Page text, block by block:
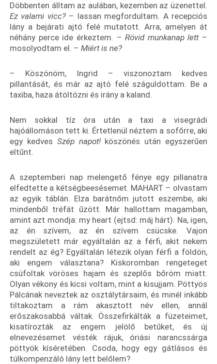
Döbbenten álltam az aulában, kezemben az üzenettel.
Ez valami vicc?– lassan megfordultam. A recepciós
lány a bejárati ajtó felé mutatott. Arra, amelyen át
néhány perce ide érkeztem. –Rövid munkanap lett–
mosolyodtam el. – Miért is ne?
– Köszönöm, Ingrid – viszonoztam kedves
pillantását, és már az ajtó felé száguldottam. Be a
taxiba, haza átöltözni és irány a kaland.
Nem sokkal tíz óra után a taxi a visegrádi
hajóállomáson tett ki. Értetlenül néztem a sofőrre, aki
egy kedves Szép napot!köszönés után egyszerűen
eltűnt.
A szeptemberi nap melengető fénye egy pillanatra
elfedtette a kétségbeesésemet. MAHART – olvastam
az egyik táblán. Elza barátnőm jutott eszembe, aki
mindenből tréfát űzött. Már hallottam magamban,
amint azt mondja: my heart (ejtsd: máj hárt). Na, igen,
az én szívem, az én szívem csücske. Vajon
megszületett már egyáltalán az a férfi, akit nekem
rendelt az ég? Egyáltalán létezik olyan férfi a földön,
aki engem választana? Kiskoromban rengeteget
csúfoltak vöröses hajam és szeplős bőröm miatt.
Olyan vékony és kicsi voltam, mint a kisujjam. Pöttyös
Pálcának neveztek az osztálytársaim, és minél inkább
tiltakoztam a rám akasztott név ellen, annál
erőszakosabbá váltak. Összefirkálták a füzeteimet,
kisatírozták az engem jelölő betűket, és új
elnevezésemet vésték rájuk, óriási narancssárga
pöttyök kíséretében. Csoda, hogy egy gátlásos és
túlkompenzáló lány lett belőlem?